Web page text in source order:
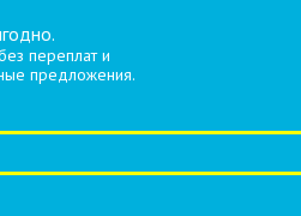
переплат и
предложения.